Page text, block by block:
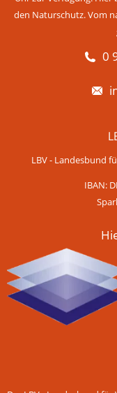
den Naturschutz. Vom
0
LBV - Landesbund
IBAN: